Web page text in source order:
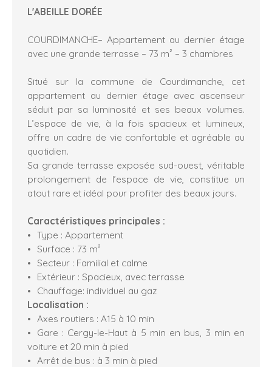
L'ABEILLE DORÉE
COURDIMANCHE– Appartement au dernier étage
avec une grande terrasse – 73 m² – 3 chambres
Situé sur la commune de Courdimanche, cet
appartement au dernier étage avec ascenseur
séduit par sa luminosité et ses beaux volumes.
L’espace de vie, à la fois spacieux et lumineux,
offre un cadre de vie confortable et agréable au
quotidien.
Sa grande terrasse exposée sud-ouest, véritable
prolongement de l’espace de vie, constitue un
atout rare et idéal pour profiter des beaux jours.
Caractéristiques principales :
Type : Appartement
Surface : 73 m²
Secteur : Familial et calme
Extérieur : Spacieux, avec terrasse
Chauffage: individuel au gaz
Localisation :
Axes routiers : A15 à 10 min
Gare : Cergy-le-Haut à 5 min en bus, 3 min en
voiture et 20 min à pied
Arrêt de bus : à 3 min à pied